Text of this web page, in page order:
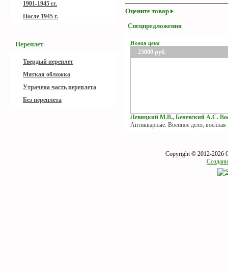
1901-1945 гг.
После 1945 г.
Переплет
Твердый переплет
Мягкая обложка
Утрачена часть переплета
Без переплета
Оцените товар
Спецпредложения
Новая цена
23000 руб.
Левицкий М.В., Беневский А.С.
Антикварные: Военное дело, военная
Copyright © 2012-2026